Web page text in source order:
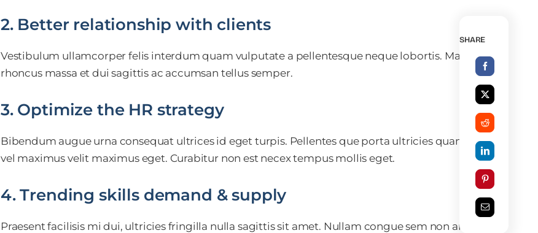
2. Better relationship with clients
Vestibulum ullamcorper felis interdum quam vulputate a pellentesque neque lobortis. Mauris
rhoncus massa et dui sagittis ac accumsan tellus semper.
3. Optimize the HR strategy
Bibendum augue urna consequat ultrices id eget turpis. Pellentes que porta ultricies quam
vel maximus velit maximus eget. Curabitur non est necex tempus mollis eget.
4. Trending skills demand & supply
Praesent facilisis mi dui, ultricies fringilla nulla sagittis sit amet. Nullam congue sem non ante
SHARE